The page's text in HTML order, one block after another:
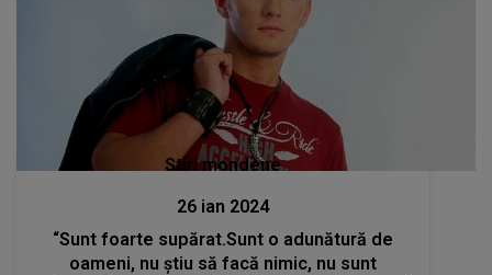
Stiri mondene
26 ian 2024
“Sunt foarte supărat.Sunt o adunătură de
oameni, nu ştiu să facă nimic, nu sunt